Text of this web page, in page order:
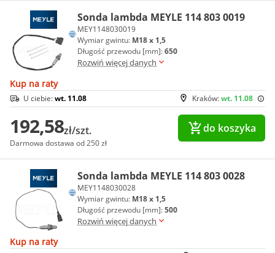
Sonda lambda MEYLE 114 803 0019
MEY1148030019
Wymiar gwintu: M18 x 1,5
Długość przewodu [mm]:650
Rozwiń więcej danych
Kup na raty
Kraków:wt. 11.08
U ciebie:wt. 11.08
192,58zł/szt.
Darmowa dostawa od 250 zł
do koszyka
Sonda lambda MEYLE 114 803 0028
MEY1148030028
Wymiar gwintu: M18 x 1,5
Długość przewodu [mm]:500
Rozwiń więcej danych
Kup na raty